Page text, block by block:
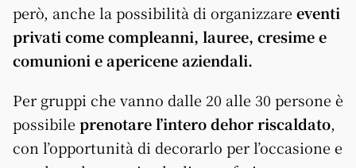
però, anche la possibilità di organizzare eventi
privati come compleanni, lauree, cresime e
comunioni e apericene aziendali.
Per gruppi che vanno dalle 20 alle 30 persone è
possibile prenotare l’intero dehor riscaldato,
con l’opportunità di decorarlo per l’occasione e